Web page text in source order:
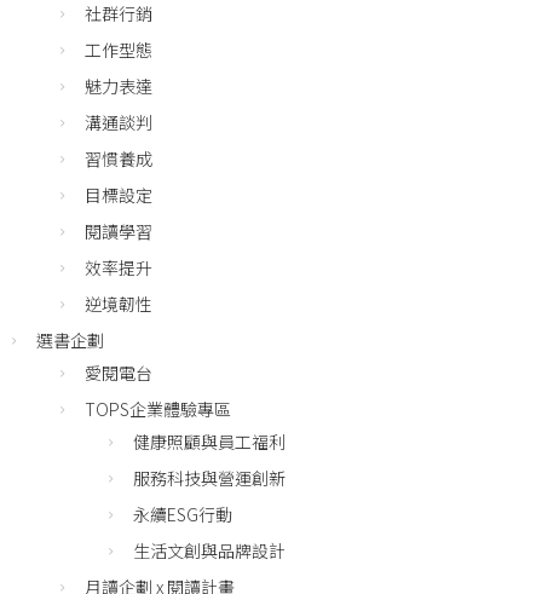
社群行銷
工作型態
魅力表達
溝通談判
習慣養成
目標設定
閱讀學習
效率提升
逆境韌性
選書企劃
愛閱電台
TOPS企業體驗專區
健康照顧與員工福利
服務科技與營運創新
永續ESG行動
生活文創與品牌設計
月讀企劃 x 閱讀計畫